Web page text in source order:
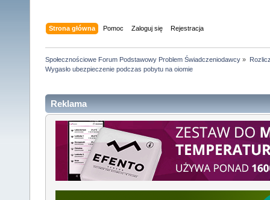
Strona główna Pomoc Zaloguj się Rejestracja
Społecznościowe Forum Podstawowy Problem Świadczeniodawcy »
Wygasło ubezpieczenie podczas pobytu na oiomie
Reklama